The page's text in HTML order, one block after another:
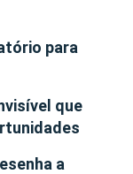
para
que
a